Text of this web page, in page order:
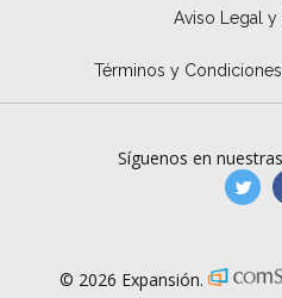
Aviso Legal y
Términos y Condiciones
Síguenos en
© 2026 Expansión.